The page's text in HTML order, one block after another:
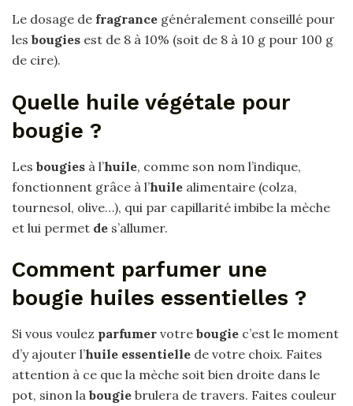
Le dosage de fragrance généralement conseillé pour
les bougies est de 8 à 10% (soit de 8 à 10 g pour 100 g
de cire).
Quelle huile végétale pour
bougie ?
Les bougies à l’huile, comme son nom l’indique,
fonctionnent grâce à l’huile alimentaire (colza,
tournesol, olive…), qui par capillarité imbibe la mèche
et lui permet de s’allumer.
Comment parfumer une
bougie huiles essentielles ?
Si vous voulez parfumer votre bougie c’est le moment
d’y ajouter l’huile essentielle de votre choix. Faites
attention à ce que la mèche soit bien droite dans le
pot, sinon la bougie brulera de travers. Faites couleur